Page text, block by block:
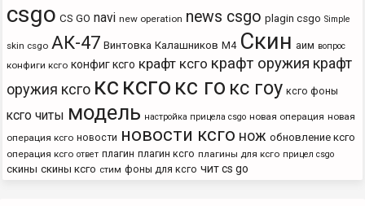
csgo CS GO navi new operation news csgo plagin csgo Simple
skin csgo АК-47 Винтовка Калашников М4 Скин аим вопрос
конфиги ксго конфиг ксго крафт ксго крафт оружия крафт
оружия ксго кс ксго кс го кс гоу ксго фоны
ксго читы модель настройка прицела csgo новая операция новая
операция ксго новости новости ксго нож обновление ксго
операция ксго ответ плагин плагин ксго плагины для ксго прицел csgo
скины скины ксго стим фоны для ксго чит cs go